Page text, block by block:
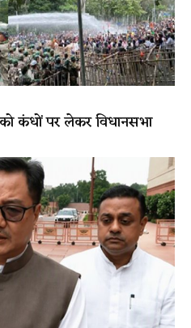
कंधों पर लेकर विधानसभा